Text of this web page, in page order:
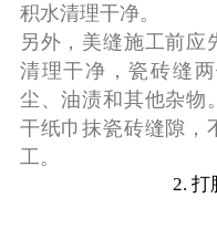
积水清理干净。
另外，美缝施工前应
清理干净，瓷砖缝
尘、油渍和其他杂物
干纸巾抹瓷砖缝隙，
工。
2. 打